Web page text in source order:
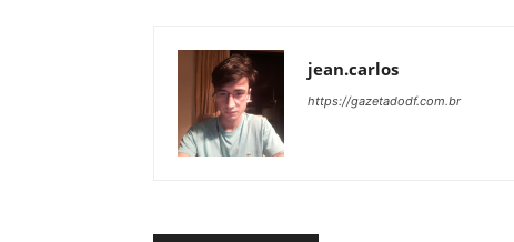
jean.carlos
https://gazetadodf.com.br